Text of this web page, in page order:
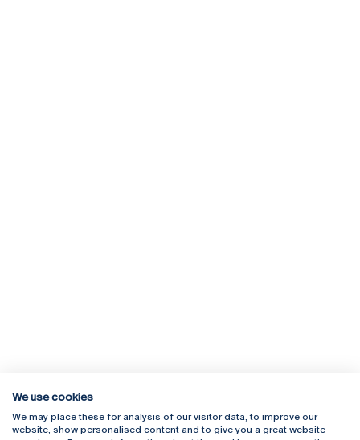
Rua Diogo Botelho 1327
Campus Online
We use cookies
We may place these for analysis of our visitor data, to improve our
website, show personalised content and to give you a great website